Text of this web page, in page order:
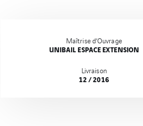
Maîtrise d’Ouvrage
UNIBAIL ESPACE EXTENSION
Livraison
12 / 2016